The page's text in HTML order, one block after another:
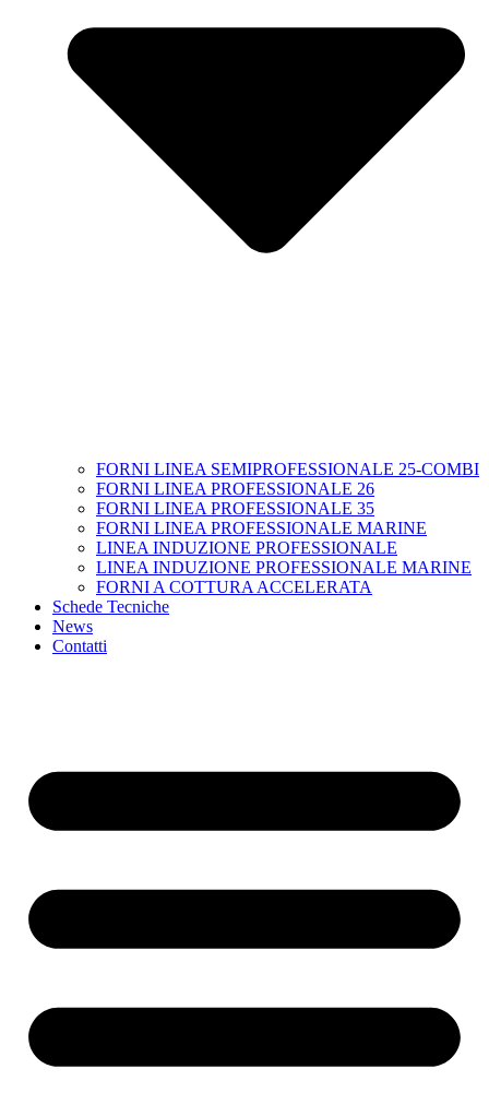
FORNI LINEA SEMIPROFESSIONALE 25-COMBI
FORNI LINEA PROFESSIONALE 26
FORNI LINEA PROFESSIONALE 35
FORNI LINEA PROFESSIONALE MARINE
LINEA INDUZIONE PROFESSIONALE
LINEA INDUZIONE PROFESSIONALE MARINE
FORNI A COTTURA ACCELERATA
Schede Tecniche
News
Contatti